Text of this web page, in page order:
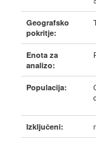
Geografsko
pokritje:
Enota za
analizo:
Populacija:
Izključeni: